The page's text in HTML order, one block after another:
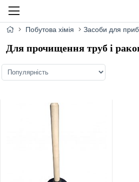
Побутова хімія Засоби для
Для прочищення труб і